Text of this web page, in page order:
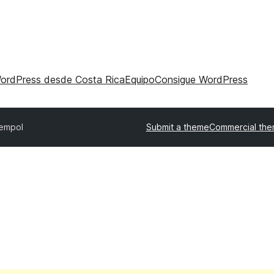
desde Costa RicaEquipoConsigue WordPress
Submit a themeCommercial